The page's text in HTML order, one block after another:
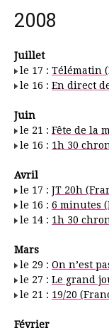
2008
Juillet
le 17 : Télématin
le 16 : En direct
Juin
le 21 : Fête de la
le 16 : 1h 30
Avril
le 17 : JT 20h
le 16 : 6 minutes
le 14 : 1h 30
Mars
le 29 : On n’est
le 27 : Le grand
le 21 : 19/20
Février